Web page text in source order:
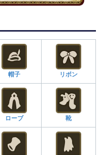
帽子 リボン
ローブ 靴